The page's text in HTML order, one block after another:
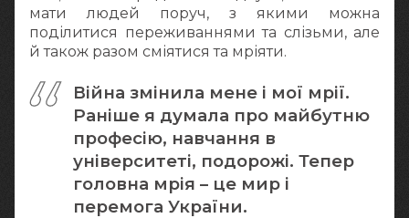
мати людей поруч, з якими можна
поділитися переживаннями та слізьми, але
й також разом сміятися та мріяти.
Війна змінила мене і мої мрії.
Раніше я думала про майбутню
професію, навчання в
університеті, подорожі. Тепер
головна мрія – це мир і
перемога України.